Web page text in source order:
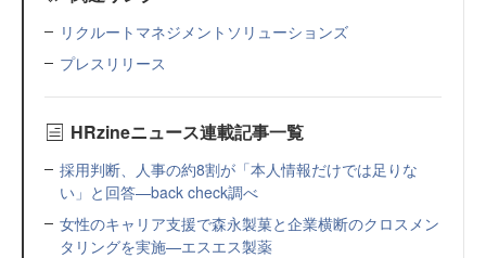
リクルートマネジメントソリューションズ
プレスリリース
HRzineニュース連載記事一覧
採用判断、人事の約8割が「本人情報だけでは足りな
い」と回答—back check調べ
女性のキャリア支援で森永製菓と企業横断のクロスメン
タリングを実施—エスエス製薬